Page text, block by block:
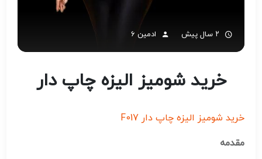
۲ سال پیش ادمین 6
خرید شومیز الیزه چاپ دار
خرید شومیز الیزه چاپ دار F017
مقدمه